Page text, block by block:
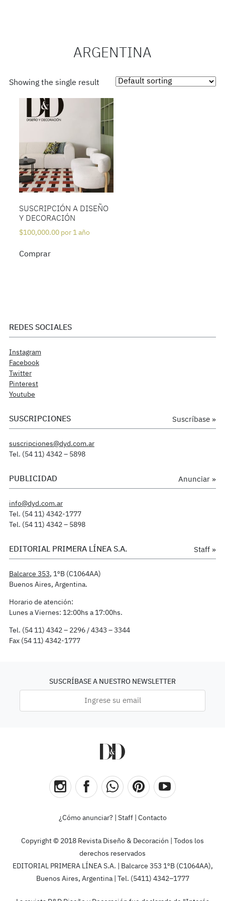
ARGENTINA
Showing the single result
SUSCRIPCIÓN A DISEÑO
Y DECORACIÓN
$100,000.00 por 1 año
Comprar
REDES SOCIALES
Instagram
Facebook
Twitter
Pinterest
Youtube
Suscríbase »
SUSCRIPCIONES
suscripciones@dyd.com.ar
Tel. (54 11) 4342 – 5898
Anunciar »
PUBLICIDAD
info@dyd.com.ar
Tel. (54 11) 4342-1777
Tel. (54 11) 4342 – 5898
Staff »
EDITORIAL PRIMERA LÍNEA S.A.
Balcarce 353, 1ºB (C1064AA)
Buenos Aires, Argentina.
Horario de atención:
Lunes a Viernes: 12:00hs a 17:00hs.
Tel. (54 11) 4342 – 2296 / 4343 – 3344
Fax (54 11) 4342-1777
SUSCRÍBASE A NUESTRO NEWSLETTER
¿Cómo anunciar? Staff| Contacto
Copyright © 2018 Revista Diseño & Decoración | Todos los
derechos reservados
EDITORIAL PRIMERA LÍNEA S.A. | Balcarce 353 1ºB (C1064AA),
Buenos Aires, Argentina | Tel. (5411) 4342–1777